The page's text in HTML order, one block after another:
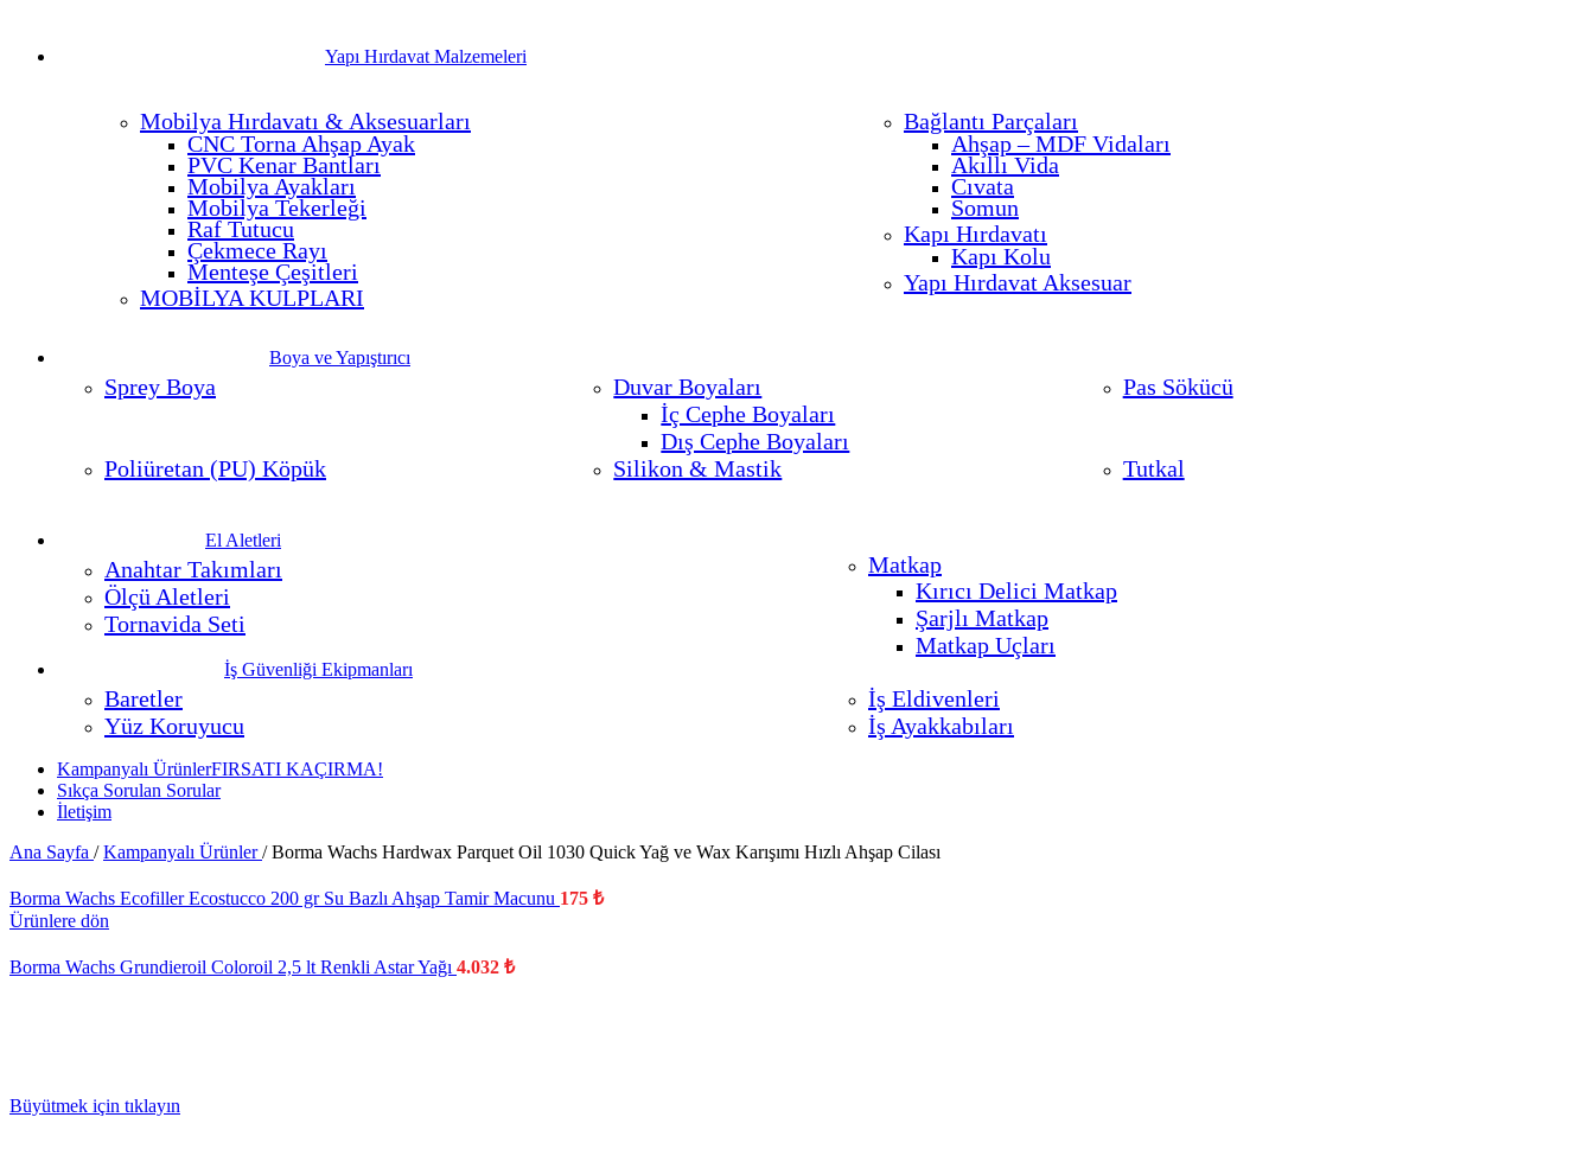
Yapı Hırdavat Malzemeleri
Mobilya Hırdavatı & Aksesuarları
CNC Torna Ahşap Ayak
PVC Kenar Bantları
Mobilya Ayakları
Mobilya Tekerleği
Raf Tutucu
Çekmece Rayı
Menteşe Çeşitleri
MOBİLYA KULPLARI
Bağlantı Parçaları
Ahşap – MDF Vidaları
Akıllı Vida
Cıvata
Somun
Kapı Hırdavatı
Kapı Kolu
Yapı Hırdavat Aksesuar
Boya ve Yapıştırıcı
Sprey Boya
Duvar Boyaları
İç Cephe Boyaları
Dış Cephe Boyaları
Pas Sökücü
Poliüretan (PU) Köpük Silikon & Mastik Tutkal
El Aletleri
Anahtar Takımları
Ölçü Aletleri
Tornavida Seti
Matkap
Kırıcı Delici Matkap
Şarjlı Matkap
Matkap Uçları
İş Güvenliği Ekipmanları
Baretler
Yüz Koruyucu
İş Eldivenleri
İş Ayakkabıları
Kampanyalı ÜrünlerFIRSATI KAÇIRMA!
Sıkça Sorulan Sorular
İletişim
Ana Sayfa / Kampanyalı Ürünler/ Borma Wachs Hardwax Parquet Oil 1030 Quick Yağ ve Wax Karışımı Hızlı Ahşap Cilası
Borma Wachs Ecofiller Ecostucco 200 gr Su Bazlı Ahşap Tamir Macunu 175 ₺
Ürünlere dön
Borma Wachs Grundieroil Coloroil 2,5 lt Renkli Astar Yağı 4.032 ₺
Büyütmek için tıklayın